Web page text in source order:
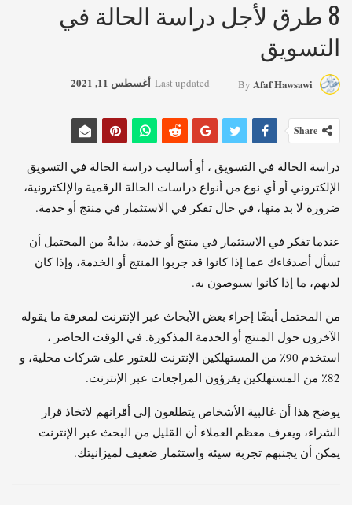
8 طرق لأجل دراسة الحالة في
التسويق
By Afaf Hawsawi
Last updated أغسطس 11, 2021
Share
دراسة الحالة في التسويق ، أو أساليب دراسة الحالة في التسويق
الإلكتروني أو أي نوع من أنواع دراسات الحالة الرقمية والإلكترونية،
ضرورة لا بد منها، في حال تفكر في الاستثمار في منتج أو خدمة.
عندما تفكر في الاستثمار في منتج أو خدمة، بدايةُ من المحتمل أن
تسأل أصدقاءك عما إذا كانوا قد جربوا المنتج أو الخدمة، وإذا كان
لديهم، ما إذا كانوا سيوصون به.
من المحتمل أيضًا إجراء بعض الأبحاث عبر الإنترنت لمعرفة ما يقوله
الآخرون حول المنتج أو الخدمة المذكورة. في الوقت الحاضر ،
استخدم 90٪ من المستهلكين الإنترنت للعثور على شركات محلية، و
82٪ من المستهلكين يقرؤون المراجعات عبر الإنترنت.
يوضح هذا أن غالبية الأشخاص يتطلعون إلى أقرانهم لاتخاذ قرار
الشراء، ويعرف معظم العملاء أن القليل من البحث عبر الإنترنت
يمكن أن يجنبهم تجربة سيئة واستثمار ضعيف لميزانيتك.